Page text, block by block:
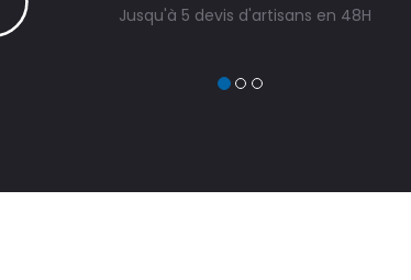
Jusqu'à 5 devis d'artisans en 48H